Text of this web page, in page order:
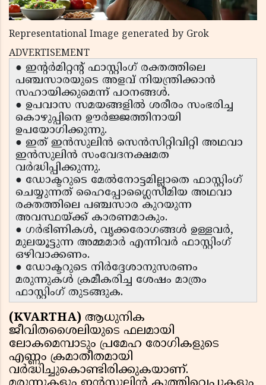
Representational Image generated by Grok
ADVERTISEMENT
● ഇൻ്റർമിറ്റൻ്റ് ഫാസ്റ്റിംഗ് രക്തത്തിലെ
പഞ്ചസാരയുടെ അളവ് നിയന്ത്രിക്കാൻ
സഹായിക്കുമെന്ന് പഠനങ്ങൾ.
● ഉപവാസ സമയങ്ങളിൽ ശരീരം സംഭരിച്ച
കൊഴുപ്പിനെ ഊർജ്ജത്തിനായി
ഉപയോഗിക്കുന്നു.
● ഇത് ഇൻസുലിൻ സെൻസിറ്റിവിറ്റി അഥവാ
ഇൻസുലിൻ സംവേദനക്ഷമത
വർദ്ധിപ്പിക്കുന്നു.
● ഡോക്ടറുടെ മേൽനോട്ടമില്ലാതെ ഫാസ്റ്റിംഗ്
ചെയ്യുന്നത് ഹൈപ്പോഗ്ലൈസീമിയ അഥവാ
രക്തത്തിലെ പഞ്ചസാര കുറയുന്ന
അവസ്ഥയ്ക്ക് കാരണമാകും.
● ഗർഭിണികൾ, വൃക്കരോഗങ്ങൾ ഉള്ളവർ,
മുലയൂട്ടുന്ന അമ്മമാർ എന്നിവർ ഫാസ്റ്റിംഗ്
ഒഴിവാക്കണം.
● ഡോക്ടറുടെ നിർദ്ദേശാനുസരണം
മരുന്നുകൾ ക്രമീകരിച്ച ശേഷം മാത്രം
ഫാസ്റ്റിംഗ് തുടങ്ങുക.
(KVARTHA) ആധുനിക
ജീവിതശൈലിയുടെ ഫലമായി
ലോകമെമ്പാടും പ്രമേഹ രോഗികളുടെ
എണ്ണം ക്രമാതീതമായി
വർദ്ധിച്ചുകൊണ്ടിരിക്കുകയാണ്.